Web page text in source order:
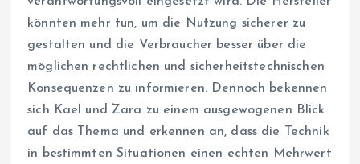
könnten mehr tun, um die Nutzung sicherer zu
gestalten und die Verbraucher besser über die
möglichen rechtlichen und sicherheitstechnischen
Konsequenzen zu informieren. Dennoch bekennen
sich Kael und Zara zu einem ausgewogenen Blick
auf das Thema und erkennen an, dass die Technik
in bestimmten Situationen einen echten Mehrwert